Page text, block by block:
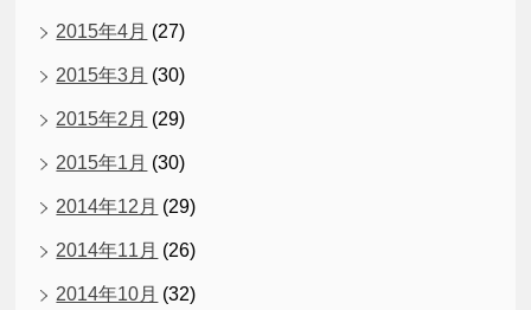
2015年4月 (27)
2015年3月 (30)
2015年2月 (29)
2015年1月 (30)
2014年12月 (29)
2014年11月 (26)
2014年10月 (32)